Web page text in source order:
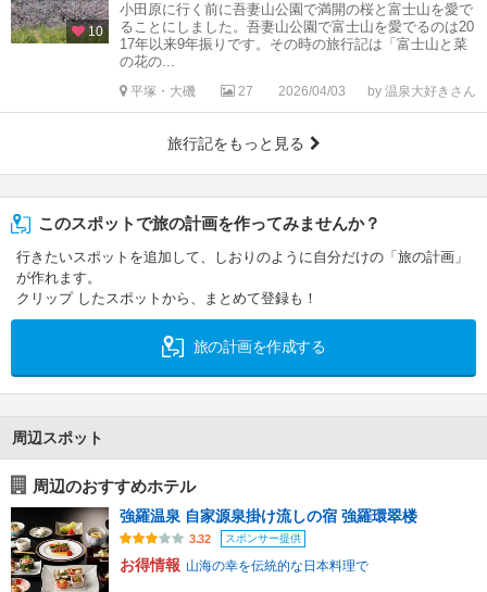
10
小田原に行く前に吾妻山公園で満開の桜と富士山を愛で
ることにしました。吾妻山公園で富士山を愛でるのは20
17年以来9年振りです。その時の旅行記は「富士山と菜
の花の...
平塚・大磯 27 2026/04/03 by 温泉大好きさん
旅行記をもっと見る
このスポットで旅の計画を作ってみませんか？
行きたいスポットを追加して、しおりのように自分だけの「旅の計画」
が作れます。
クリップ したスポットから、まとめて登録も！
旅の計画を作成する
周辺スポット
周辺のおすすめホテル
強羅温泉 自家源泉掛け流しの宿 強羅環翠楼
3.32 スポンサー提供
お得情報 山海の幸を伝統的な日本料理で